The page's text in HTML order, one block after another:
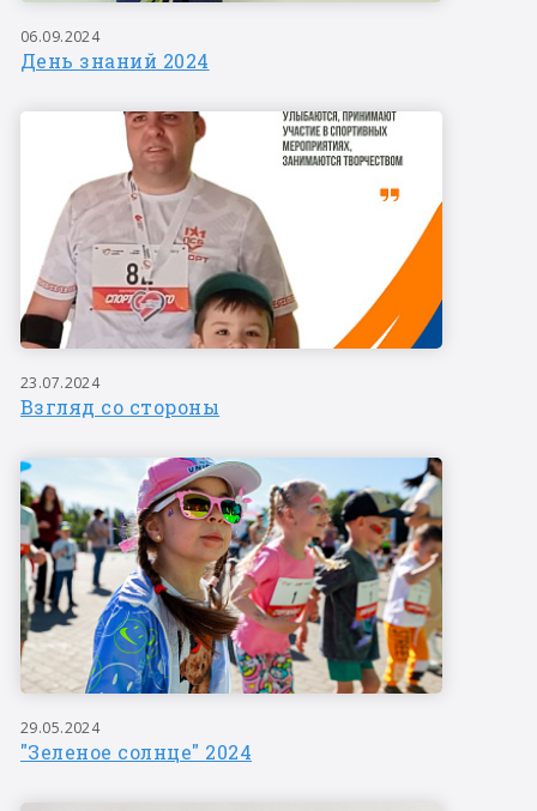
06.09.2024
День знаний 2024
23.07.2024
Взгляд со стороны
29.05.2024
"Зеленое солнце" 2024